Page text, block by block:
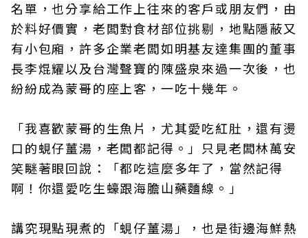
名單，也分享給工作上往來的客戶或朋友們，由
於料好價實，老闆對食材部位挑剔，地點隱蔽又
有小包廂，許多企業老闆如明基友達集團的董事
長李焜耀以及台灣聲寶的陳盛泉來過一次後，也
紛紛成為蒙哥的座上客，一吃十幾年。
「我喜歡蒙哥的生魚片，尤其愛吃紅肚，還有燙
口的蜆仔薑湯，老闆都記得。」只見老闆林萬安
笑瞇著眼回說：「都吃這麼多年了，當然記得
啊！你還愛吃生蠔跟海膽山藥麵線。」
講究現點現煮的「蜆仔薑湯」，也是街邊海鮮熱